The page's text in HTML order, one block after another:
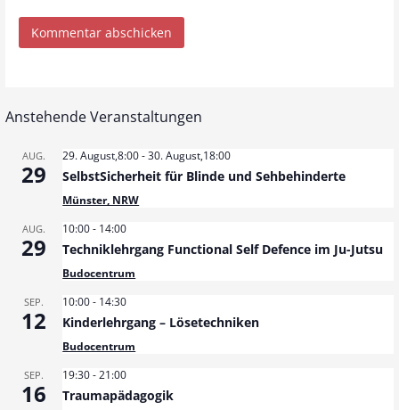
Anstehende Veranstaltungen
AUG.
29
29. August,8:00-30. August,18:00
SelbstSicherheit für Blinde und Sehbehinderte
Münster, NRW
AUG.
29
10:00- 14:00
Techniklehrgang Functional Self Defence im Ju-Jutsu
Budocentrum
SEP.
12
10:00- 14:30
Kinderlehrgang – Lösetechniken
Budocentrum
SEP.
16
19:30-21:00
Traumapädagogik